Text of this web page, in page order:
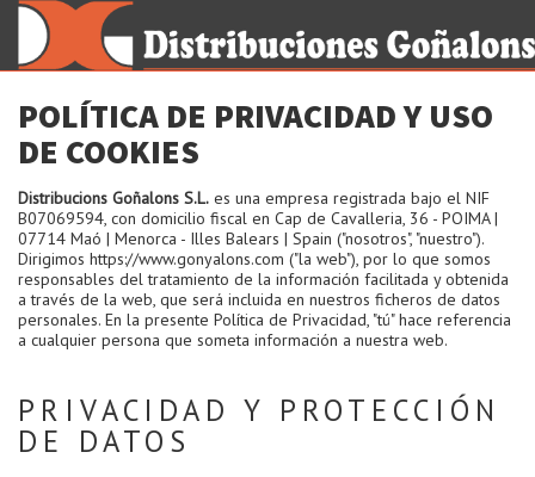
Servicios
Marcas
Nosotros
Clientes
Contacto
POLÍTICA DE PRIVACIDAD Y USO
DE COOKIES
Distribucions Goñalons S.L. es una empresa registrada bajo el NIF
B07069594, con domicilio fiscal en Cap de Cavalleria, 36 - POIMA |
07714 Maó | Menorca - Illes Balears | Spain ("nosotros", "nuestro").
Dirigimos https://www.gonyalons.com ("la web"), por lo que somos
responsables del tratamiento de la información facilitada y obtenida
a través de la web, que será incluida en nuestros ficheros de datos
personales. En la presente Política de Privacidad, "tú" hace referencia
a cualquier persona que someta información a nuestra web.
PRIVACIDAD Y PROTECCIÓN
DE DATOS